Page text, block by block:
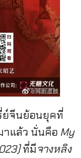
ย์จีนย้อนยุคที่
าแล้ว นั่นคือ My
ที่มีจางหลิง